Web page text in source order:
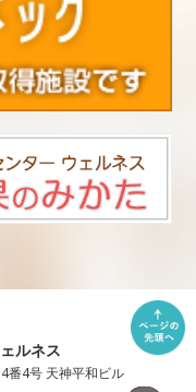
ルネス
番4号 天神平和ビル